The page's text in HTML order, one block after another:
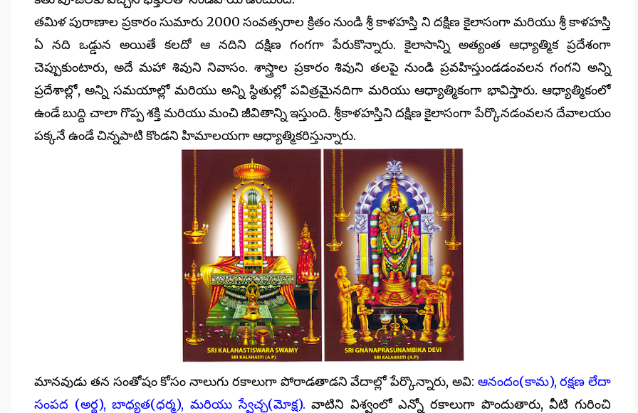
తమిళ పురాణాల ప్రకారం సుమారు 2000 సంవత్సరాల క్రితం నుండి శ్రీ కాళహస్తి ని దక్షిణ కైలాసంగా మరియు శ్రీ కాళహస్తి
ఏ నది ఒడ్డున అయితే కలదో ఆ నదిని దక్షిణ గంగగా పేరుకొన్నారు. కైలాసాన్ని అత్యంత ఆధ్యాత్మిక ప్రదేశంగా
చెప్పుకుంటారు, అదే మహా శివుని నివాసం. శాస్త్రాల ప్రకారం శివుని తలపై నుండి ప్రవహిస్తుండడంవలన గంగని అన్ని
ప్రదేశాల్లో, అన్ని సమయాల్లో మరియు అన్ని స్థితుల్లో పవిత్రమైనదిగా మరియు ఆధ్యాత్మికంగా భావిస్తారు. ఆధ్యాత్మికంలో
ఉండే బుద్ది చాలా గొప్ప శక్తి మరియు మంచి జీవితాన్ని ఇస్తుంది. శ్రీకాళహస్తిని దక్షిణ కైలాసంగా పేర్కొనడంవలన దేవాలయం
పక్కనే ఉండే చిన్నపాటి కొండని హిమాలయగా ఆధ్యాత్మికరిస్తున్నారు.
మానవుడు తన సంతోషం కోసం నాలుగు రకాలుగా పోరాడతాడని వేదాల్లో పేర్కొన్నారు, అవి: ఆనందం(కామ), రక్షణ లేదా
సంపద (అర్థ), బాధ్యత(ధర్మ), మరియు స్వేచ్ఛ(మోక్ష). వాటిని విశ్వంలో ఎన్నో రకాలుగా పొందుతారు, వీటి గురించి